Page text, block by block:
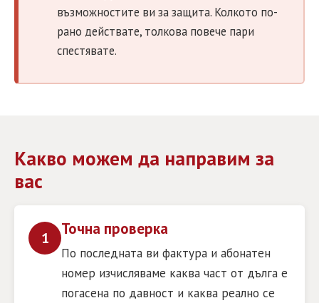
възможностите ви за защита. Колкото по-
рано действате, толкова повече пари
спестявате.
Какво можем да направим за
вас
1 Точна проверка
По последната ви фактура и абонатен
номер изчисляваме каква част от дълга е
погасена по давност и каква реално се